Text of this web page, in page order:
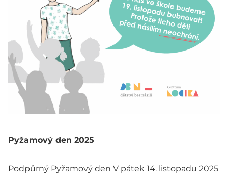
Pyžamový den 2025
Podpůrný Pyžamový den V pátek 14. listopadu 2025